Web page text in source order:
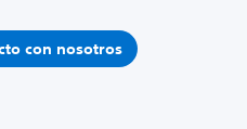
con nosotros